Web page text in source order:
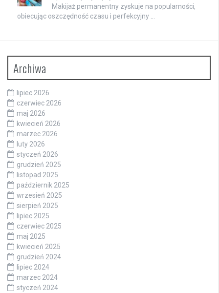
Makijaż permanentny zyskuje na popularności,
obiecując oszczędność czasu i perfekcyjny …
Archiwa
lipiec 2026
czerwiec 2026
maj 2026
kwiecień 2026
marzec 2026
luty 2026
styczeń 2026
grudzień 2025
listopad 2025
październik 2025
wrzesień 2025
sierpień 2025
lipiec 2025
czerwiec 2025
maj 2025
kwiecień 2025
grudzień 2024
lipiec 2024
marzec 2024
styczeń 2024